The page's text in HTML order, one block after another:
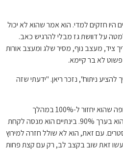
חזקים למדי. הוא אמר שהוא לא יכול
על דוושת גז מבלי להרגיש כאב.
ציד, מעצב נוף, מסיר שלג ומעצב אורות
לא בר קיימא.
להציע ניתוח", נזכר ריאן. "ידעתי שזה
ריאן צדק. הברך התחזקה, והוא צופה שהוא יחזור ל-100% במהלך
החודשיים הקרובים. נכון לעכשיו, הוא בערך 90%. בינתיים הוא מנסה לקחת
עם זאת, הוא לא שולל חזרה למירוץ
יעשו זאת שוב בקצב לב, רק עם קצת פחות